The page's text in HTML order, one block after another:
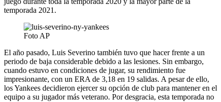
temporada 2021.
Foto AP
El año pasado, Luis Severino también tuvo que hacer frente a un
periodo de baja considerable debido a las lesiones. Sin embargo,
cuando estuvo en condiciones de jugar, su rendimiento fue
impresionante, con un ERA de 3,18 en 19 salidas. A pesar de ello,
los Yankees decidieron ejercer su opción de club para mantener en el
equipo a su jugador más veterano. Por desgracia, esta temporada no